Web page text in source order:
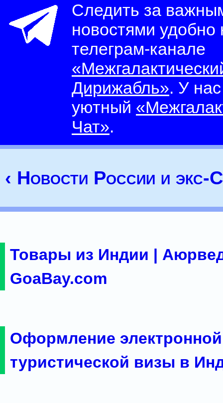
Следить за
новостями
телеграм-канале
Дирижабль». У
уютный
Чат».
‹ Новости России и
Товары из Индии |
GoaBay.com
Оформление электронной
туристической визы в